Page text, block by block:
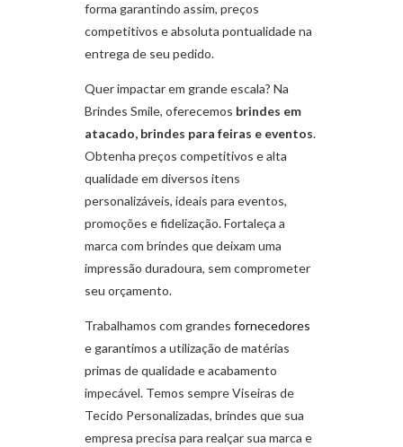
forma garantindo assim, preços
competitivos e absoluta pontualidade na
entrega de seu pedido.
Quer impactar em grande escala? Na
Brindes Smile, oferecemos brindes em
atacado, brindes para feiras e eventos.
Obtenha preços competitivos e alta
qualidade em diversos itens
personalizáveis, ideais para eventos,
promoções e fidelização. Fortaleça a
marca com brindes que deixam uma
impressão duradoura, sem comprometer
seu orçamento.
Trabalhamos com grandes fornecedores
e garantimos a utilização de matérias
primas de qualidade e acabamento
impecável. Temos sempre Viseiras de
Tecido Personalizadas, brindes que sua
empresa precisa para realçar sua marca e